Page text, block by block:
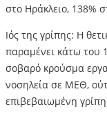
στο Ηράκλειο, 138%
Ιός της γρίπης: Η
παραμένει κάτω του
σοβαρό κρούσμα
νοσηλεία σε ΜΕΘ,
επιβεβαιωμένη